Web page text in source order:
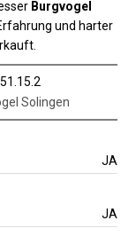
Burgvogel
und harter
Solingen
JA
JA